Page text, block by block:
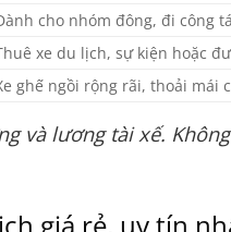
cho nhóm đông, đi công
xe du lịch, sự kiện hoặc
ghế ngồi rộng rãi, thoải mái
và lương tài xế.